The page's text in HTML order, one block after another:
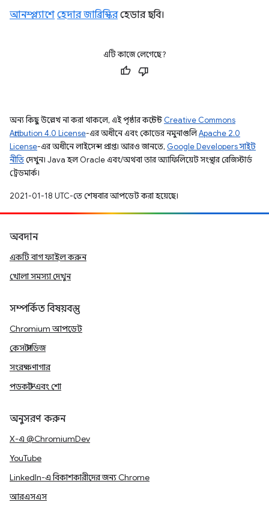
আনস্প্ল্যাশে হেদার জাব্রিস্কিরহেডার ছবি।
এটি কাজে লেগেছে?
অন্য কিছু উল্লেখ না করা থাকলে, এই পৃষ্ঠার কন্টেন্ট Creative Commons
Attribution 4.0 License-এর অধীনে এবং কোডের নমুনাগুলিApache 2.0
License-এর অধীনে লাইসেন্স প্রাপ্ত। আরও জানতে, Google Developers সাইট
নীতিদেখুন। Java হল Oracle এবং/অথবা তার অ্যাফিলিয়েট সংস্থার রেজিস্টার্ড
ট্রেডমার্ক।
2021-01-18 UTC-তে শেষবার আপডেট করা হয়েছে।
অবদান
একটি বাগ ফাইল করুন
খোলা সমস্যা দেখুন
সম্পর্কিত বিষয়বস্তু
Chromium আপডেট
কেস স্টাডিজ
সংরক্ষণাগার
পডকাস্ট এবং শো
অনুসরণ করুন
X-এ @ChromiumDev
YouTube
LinkedIn-এ বিকাশকারীদের জন্য Chrome
আরএসএস